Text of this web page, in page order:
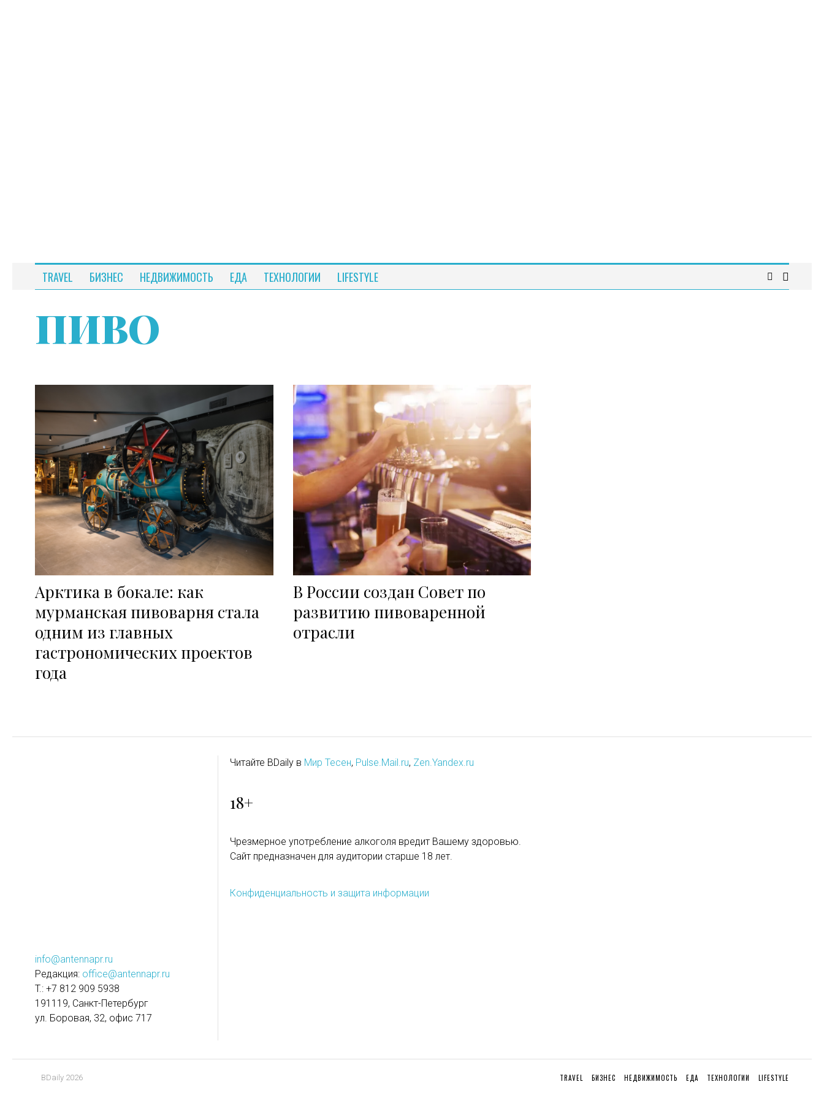
TRAVEL БИЗНЕС НЕДВИЖИМОСТЬ ЕДА ТЕХНОЛОГИИ LIFESTYLE
ПИВО
Арктика в бокале: как
мурманская пивоварня стала
одним из главных
гастрономических проектов
года
В России создан Совет по
развитию пивоваренной
отрасли
info@antennapr.ru
Редакция: office@antennapr.ru
T.: +7 812 909 5938
191119, Санкт-Петербург
ул. Боровая, 32, офис 717
Читайте BDaily в Мир Тесен, Pulse.Mail.ru, Zen.Yandex.ru
18+
Чрезмерное употребление алкоголя вредит Вашему здоровью.
Сайт предназначен для аудитории старше 18 лет.
Конфиденциальность и защита информации
BDaily 2026 TRAVEL БИЗНЕС НЕДВИЖИМОСТЬ ЕДА ТЕХНОЛОГИИ LIFESTYLE